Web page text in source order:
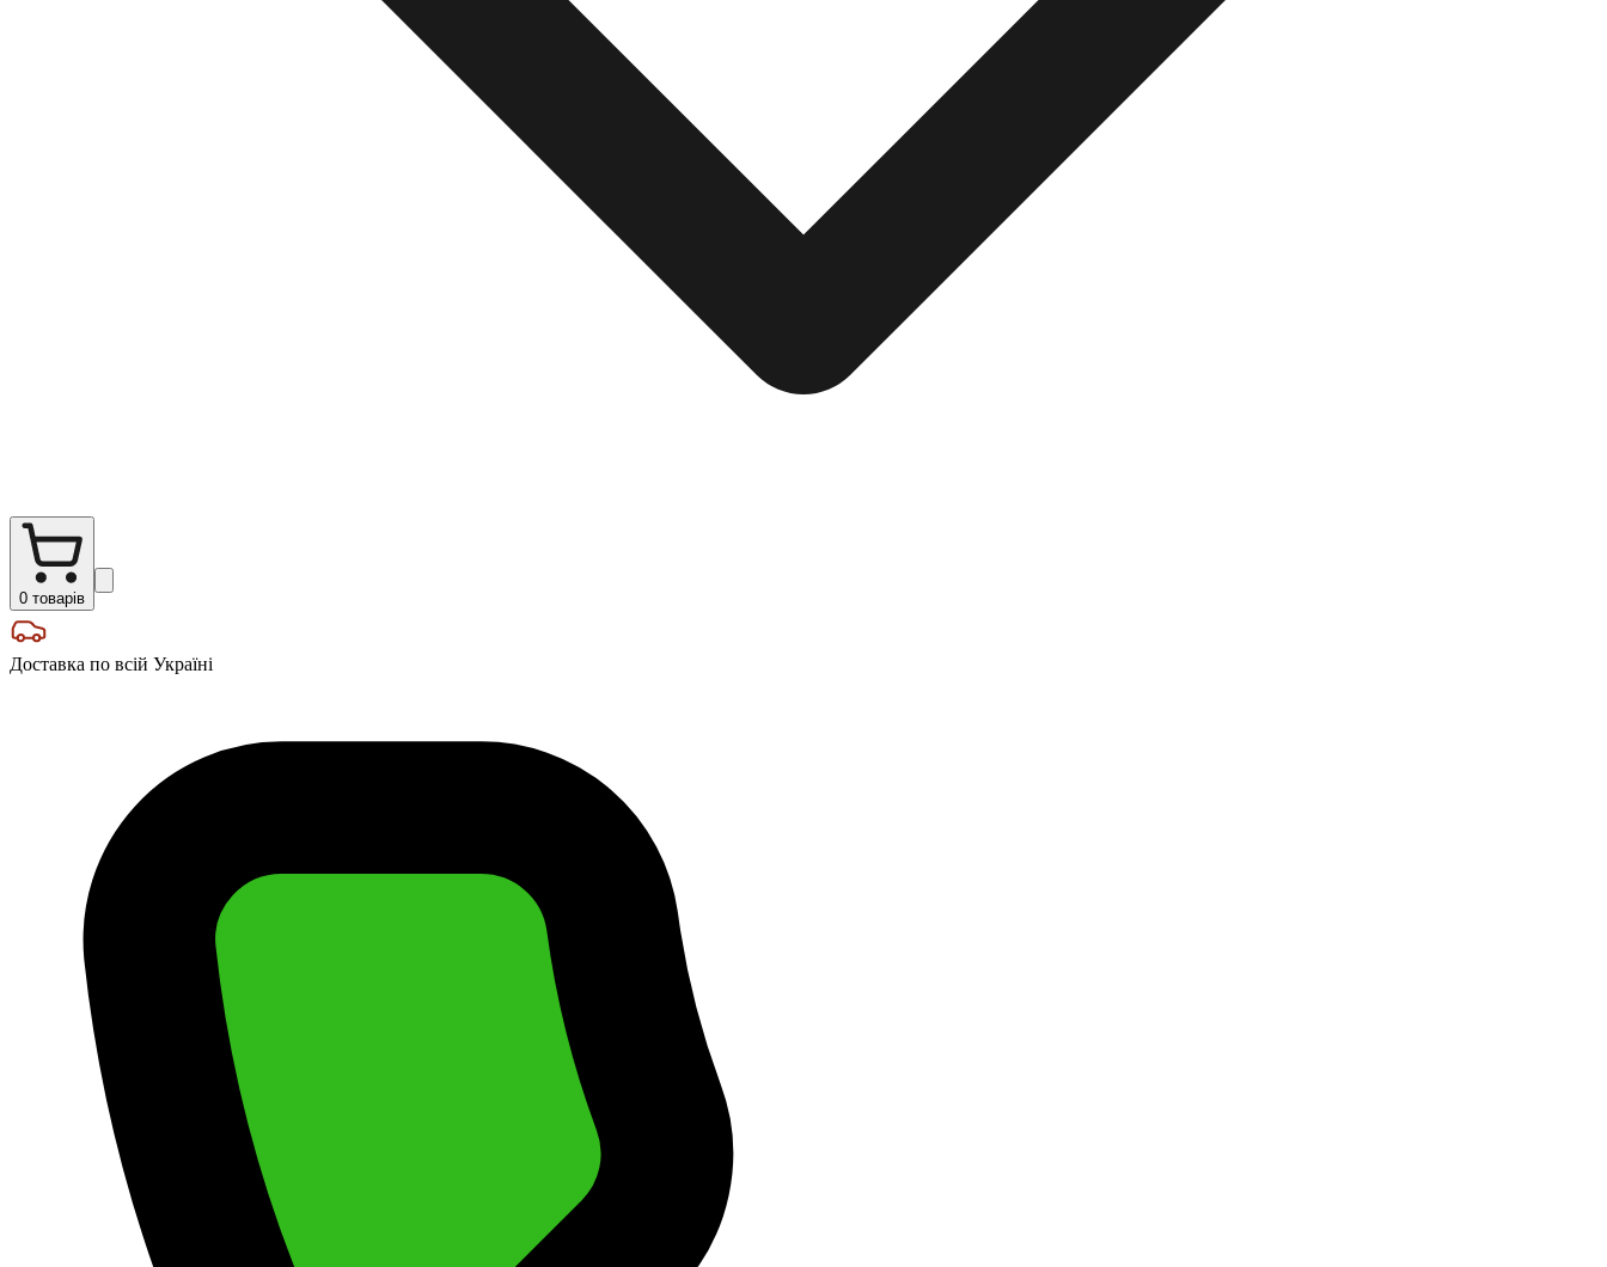
0 товарів
Доставка по всій Україні